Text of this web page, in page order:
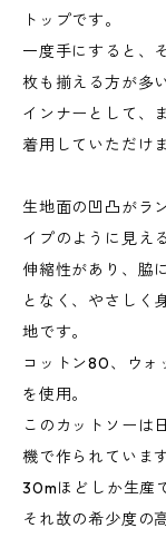
トップです。
一度手にすると、
枚も揃える方が多
インナーとして、
着用していただけ
生地面の凹凸がラ
イプのように見え
伸縮性があり、脇
となく、やさしく
地です。
コットン80、ウォ
を使用。
このカットソーは
機で作られていま
30mほどしか生産
それ故の希少度の